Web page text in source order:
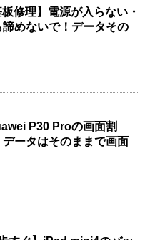
修理】電源が入らない・
諦めないで！データその
P30 Proの画面割
ータはそのままで画面